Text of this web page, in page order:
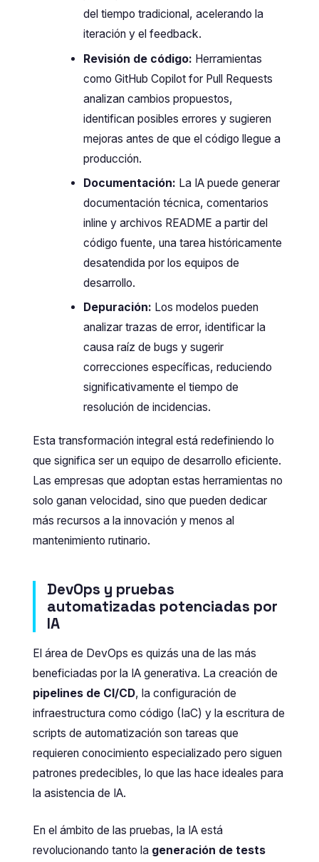
del tiempo tradicional, acelerando la
iteración y el feedback.
Revisión de código: Herramientas
como GitHub Copilot for Pull Requests
analizan cambios propuestos,
identifican posibles errores y sugieren
mejoras antes de que el código llegue a
producción.
Documentación: La IA puede generar
documentación técnica, comentarios
inline y archivos README a partir del
código fuente, una tarea históricamente
desatendida por los equipos de
desarrollo.
Depuración: Los modelos pueden
analizar trazas de error, identificar la
causa raíz de bugs y sugerir
correcciones específicas, reduciendo
significativamente el tiempo de
resolución de incidencias.
Esta transformación integral está redefiniendo lo
que significa ser un equipo de desarrollo eficiente.
Las empresas que adoptan estas herramientas no
solo ganan velocidad, sino que pueden dedicar
más recursos a la innovación y menos al
mantenimiento rutinario.
DevOps y pruebas
automatizadas potenciadas por
IA
El área de DevOps es quizás una de las más
beneficiadas por la IA generativa. La creación de
pipelines de CI/CD, la configuración de
infraestructura como código (IaC) y la escritura de
scripts de automatización son tareas que
requieren conocimiento especializado pero siguen
patrones predecibles, lo que las hace ideales para
la asistencia de IA.
En el ámbito de las pruebas, la IA está
revolucionando tanto la generación de tests